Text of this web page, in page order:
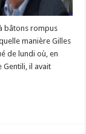
bâtons rompus
manière Gilles
de lundi où, en
Gentili, il avait